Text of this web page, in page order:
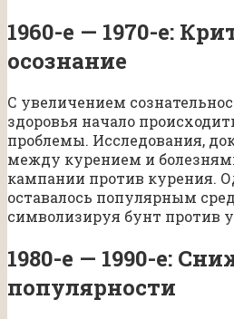
1960-е — 1970-е:
осознание
С увеличением
здоровья начало
проблемы. Исследования,
между курением и
кампании против курения.
оставалось популярным
символизируя бунт против
1980-е — 1990-е:
популярности